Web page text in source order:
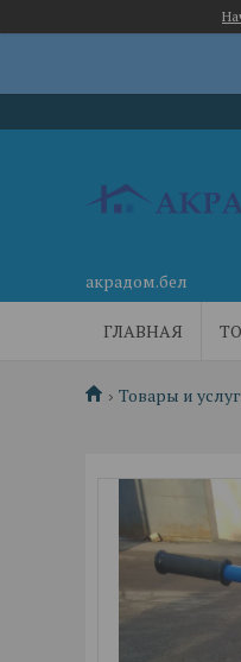
акрадом.бел
ГЛАВНАЯ
Товары и